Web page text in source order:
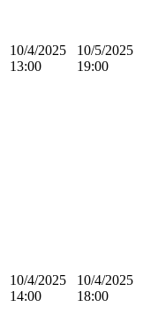
10/4/2025
13:00
10/5/2025
19:00
10/4/2025
14:00
10/4/2025
18:00